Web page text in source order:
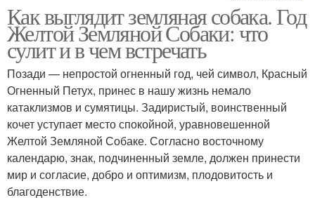
Земляная крыса
Как выглядит земляная собака. Год
Желтой Земляной Собаки: что
сулит и в чем встречать
Позади — непростой огненный год, чей символ, Красный
Огненный Петух, принес в нашу жизнь немало
катаклизмов и сумятицы. Задиристый, воинственный
кочет уступает место спокойной, уравновешенной
Желтой Земляной Собаке. Согласно восточному
календарю, знак, подчиненный земле, должен принести
мир и согласие, добро и оптимизм, плодовитость и
благоденствие.